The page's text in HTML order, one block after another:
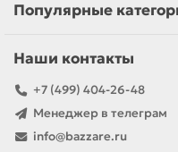
Популярные
Наши контакты
+7 (499) 404-26-48
Менеджер в телеграм
info@bazzare.ru